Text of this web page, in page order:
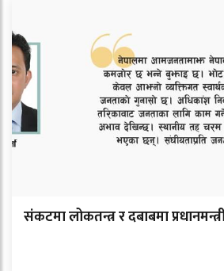
संकटमा लोकतन्त्र र दबाबमा